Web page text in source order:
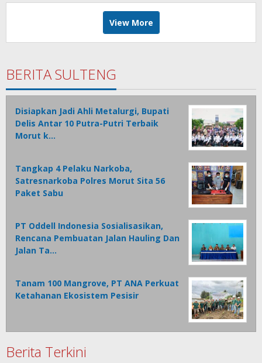
View More
BERITA SULTENG
Disiapkan Jadi Ahli Metalurgi, Bupati
Delis Antar 10 Putra-Putri Terbaik
Morut k…
Tangkap 4 Pelaku Narkoba,
Satresnarkoba Polres Morut Sita 56
Paket Sabu
PT Oddell Indonesia Sosialisasikan,
Rencana Pembuatan Jalan Hauling Dan
Jalan Ta…
Tanam 100 Mangrove, PT ANA Perkuat
Ketahanan Ekosistem Pesisir
Berita Terkini